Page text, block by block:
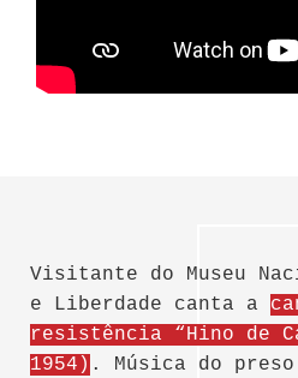
Visitante do Museu
e Liberdade canta a
resistência “Hino de
1954) . Música do